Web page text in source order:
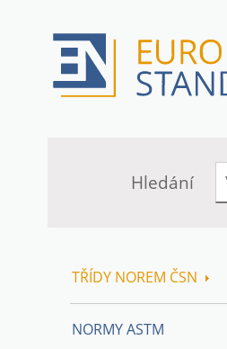
Hledání
TŘÍDY NOREM ČSN
NORMY ASTM